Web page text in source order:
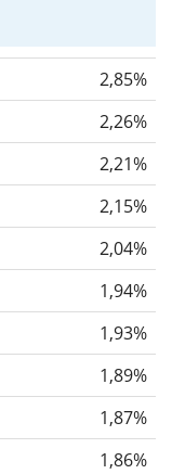
2,85%
2,26%
2,21%
2,15%
2,04%
1,94%
1,93%
1,89%
1,87%
1,86%